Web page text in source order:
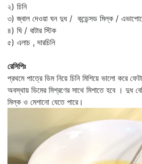
২) চিনি
৩) জ্বাল দেওয়া ঘন দুধ / কন্ডেন্সড মিল্ক /
৪) ঘি / বাটার স্টিক
৫) এলাচ , দারচিনি
রেসিপিঃ
প্রথমে পাত্রে ডিম নিয়ে চিনি মিশিয়ে ভালো করে
অবস্থায় ডিমের মিশ্রণের সাথে মিশাতে হবে । দুধ
মিল্ক ও মেশানো যেতে পারে।